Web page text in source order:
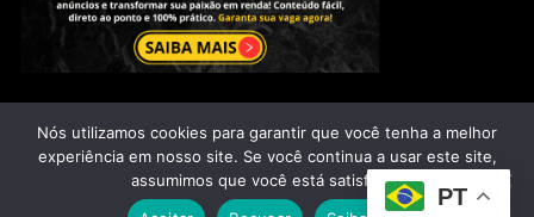
Saúde Natural|@2025 - Todos os direitos reservados
PT
Nós utilizamos cookies para garantir que você tenha a melhor
experiência em nosso site. Se você continua a usar este site,
assumimos que você está satisfeito.